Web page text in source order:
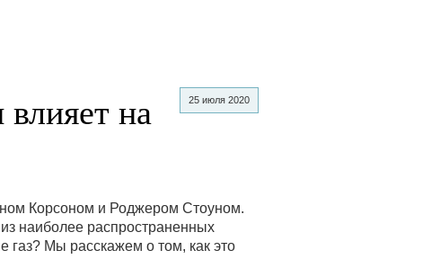
25 июля 2020
влияет на
Корсоном и Роджером Стоуном.
наиболее распространенных
газ? Мы расскажем о том, как это